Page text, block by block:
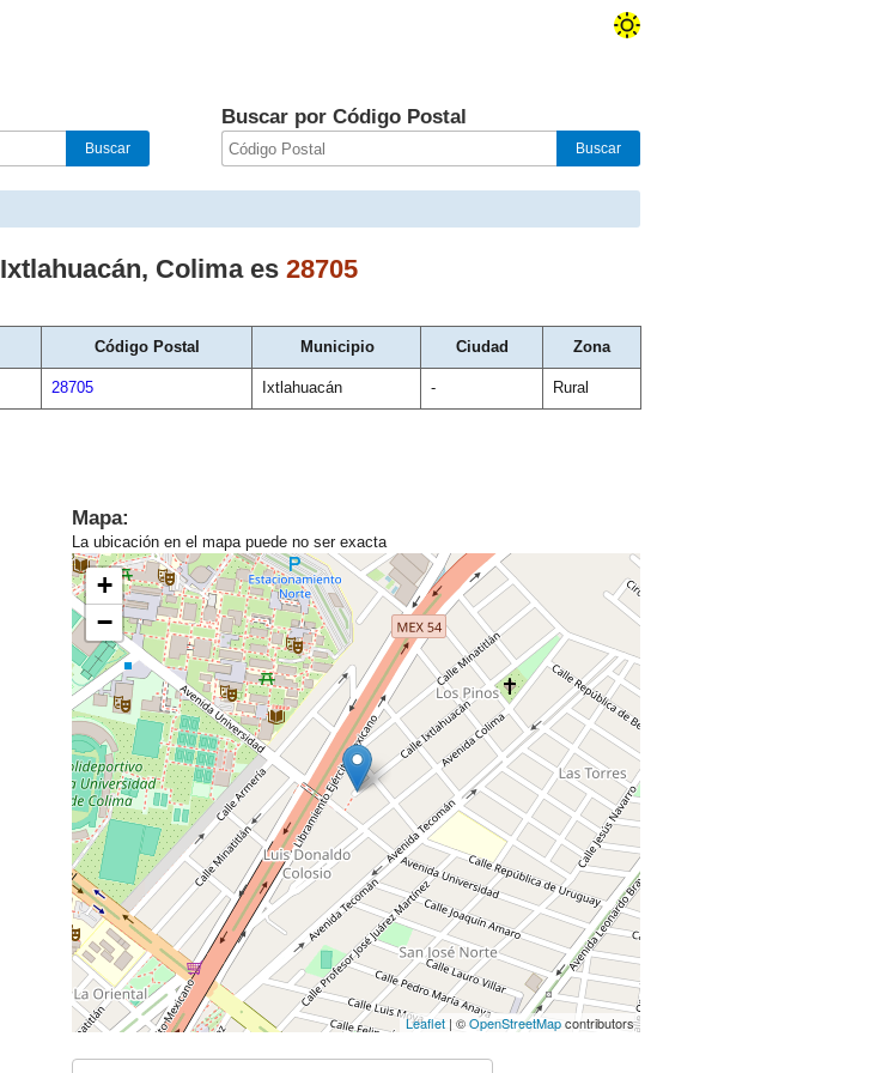
Buscar por Código Postal
Ixtlahuacán, Colimaes 28705
Código Postal Municipio Ciudad Zona
28705 Ixtlahuacán - Rural
Mapa:
La ubicación en el mapa puede no ser exacta
+
−
Leaflet | ©OpenStreetMapcontributors